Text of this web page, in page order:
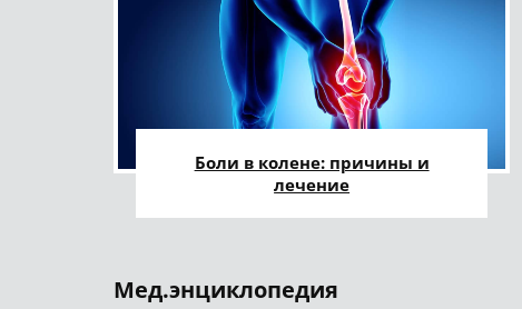
Боли в колене: причины и
лечение
Мед.энциклопедия